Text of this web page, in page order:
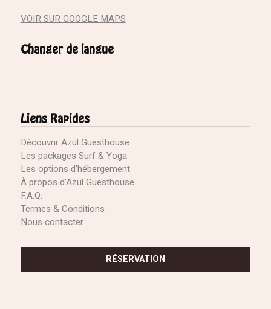
VOIR SUR GOOGLE MAPS
Changer de langue
Liens Rapides
Découvrir Azul Guesthouse
Les packages Surf & Yoga
Les options d'hébergement
À propos d'Azul Guesthouse
F.A.Q.
Termes & Conditions
Nous contacter
RÉSERVATION